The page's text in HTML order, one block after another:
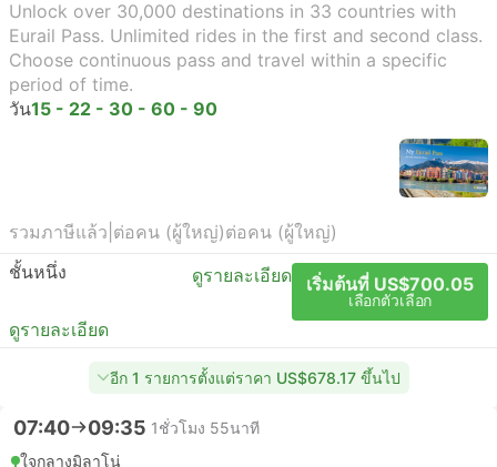
Unlock over 30,000 destinations in 33 countries with
Eurail Pass. Unlimited rides in the first and second class.
Choose continuous pass and travel within a specific
period of time.
วัน15 - 22 - 30 - 60 - 90
รวมภาษีแล้ว ต่อคน (ผู้ใหญ่)ต่อคน (ผู้ใหญ่)
ชั้นหนึ่ง
ดูรายละเอียด เริ่มต้นที่ US$700.05
เลือกตัวเลือก
ดูรายละเอียด
อีก 1 รายการตั้งแต่ราคา US$678.17 ขึ้นไป
07:40 09:35 1ชั่วโมง 55นาที
ใจกลางมิลาโน่